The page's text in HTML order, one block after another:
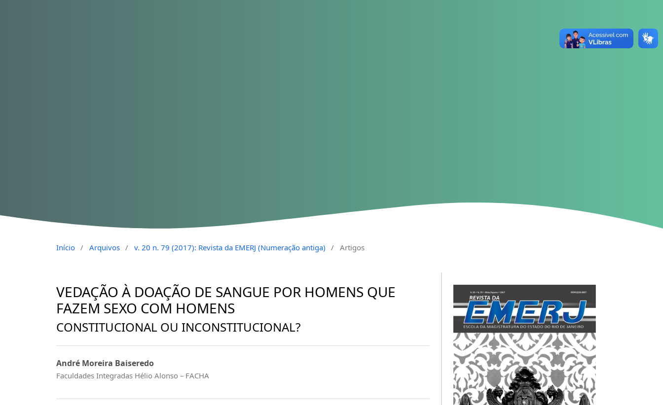
Início / Arquivos / v. 20 n. 79 (2017): Revista da EMERJ (Numeração antiga) / Artigos
VEDAÇÃO À DOAÇÃO DE SANGUE POR HOMENS QUE
FAZEM SEXO COM HOMENS
CONSTITUCIONAL OU INCONSTITUCIONAL?
André Moreira Baiseredo
Faculdades Integradas Hélio Alonso – FACHA